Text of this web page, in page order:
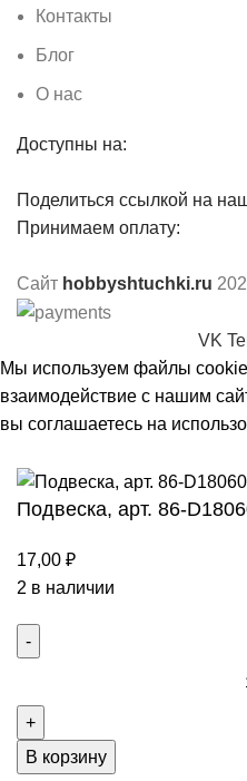
Контакты
Блог
О нас
Доступны на:
Поделиться ссылкой на
Принимаем оплату:
Сайт hobbyshtuchki.ru
VK
Мы используем файлы
взаимодействие с нашим
вы соглашаетесь на
Подвеска, арт. 86-
17,00 ₽
2 в наличии
Подвеска,
арт.
В корзину